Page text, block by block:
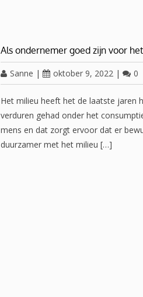
Als ondernemer goed zijn voor
Sanne | oktober 9, 2022 | 0
Het milieu heeft het de laatste jaren
verduren gehad onder het
mens en dat zorgt ervoor dat er
duurzamer met het milieu […]
OVERGANG VROUWEN
november 23, 2016
Oplossing voor een gezwollen
overgang!